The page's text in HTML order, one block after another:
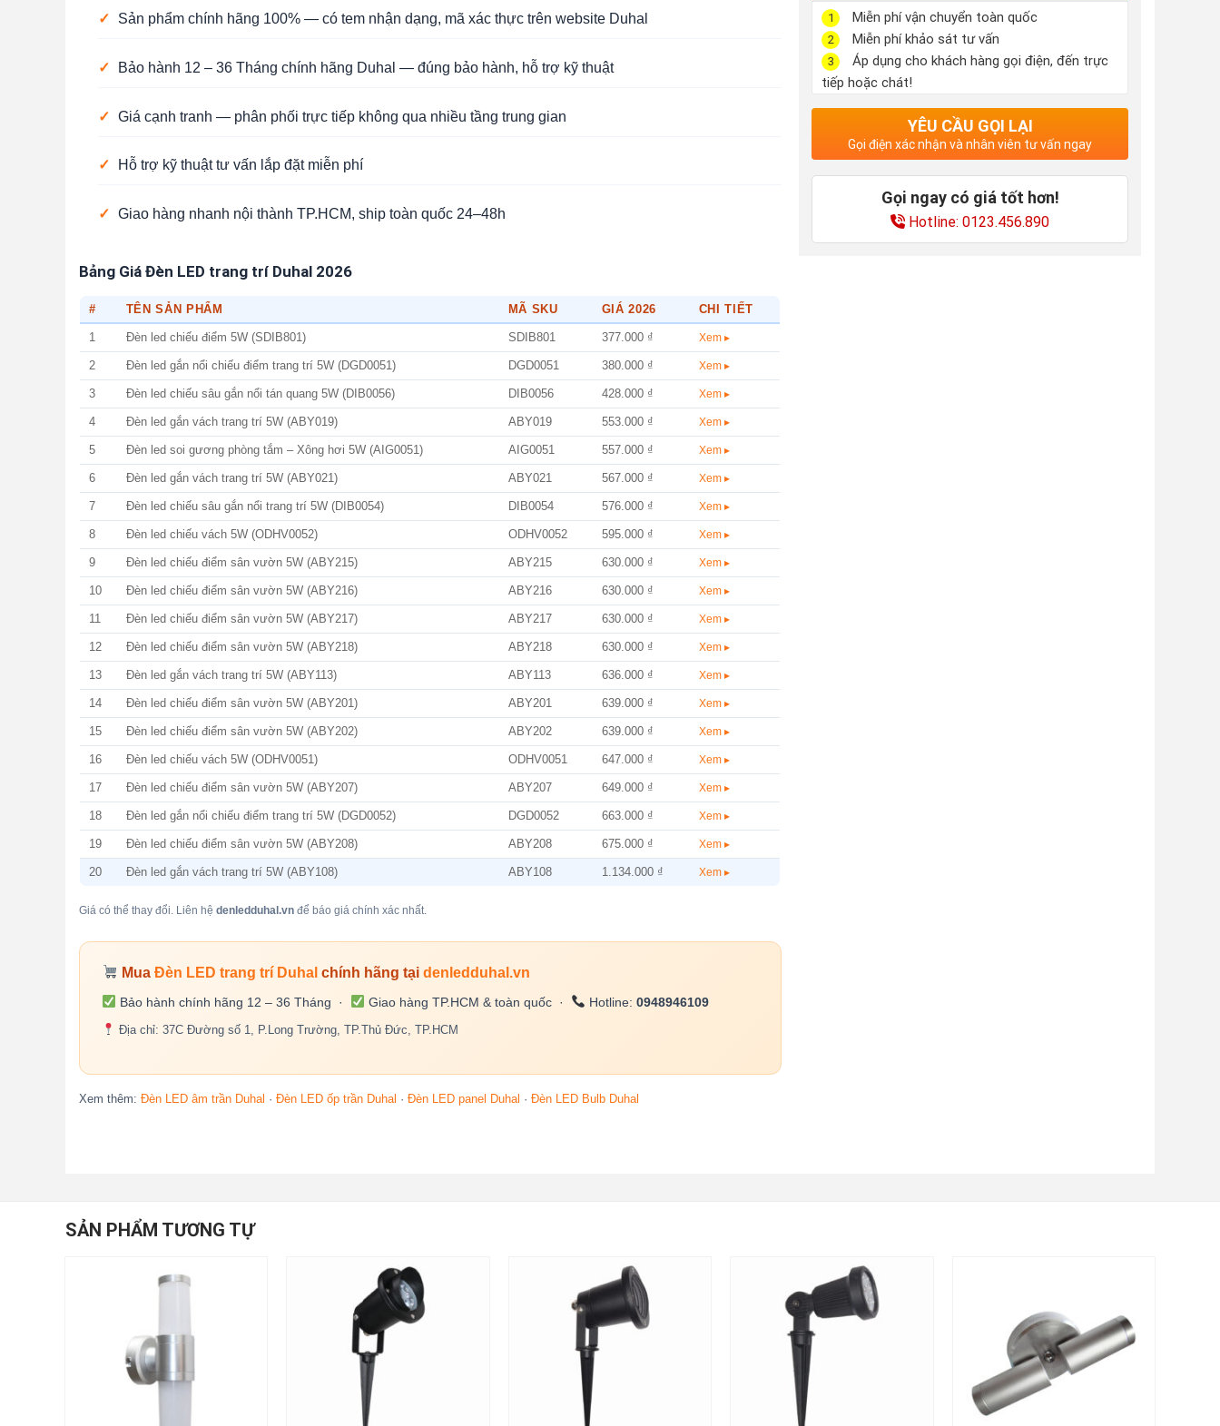
✓ Sản phẩm chính hãng 100% — có tem nhận dạng, mã xác thực trên website Duhal
✓ Bảo hành 12 – 36 Tháng chính hãng Duhal — đúng bảo hành, hỗ trợ kỹ thuật
✓ Giá cạnh tranh — phân phối trực tiếp không qua nhiều tầng trung gian
✓ Hỗ trợ kỹ thuật tư vấn lắp đặt miễn phí
✓ Giao hàng nhanh nội thành TP.HCM, ship toàn quốc 24–48h
Bảng Giá Đèn LED trang trí Duhal 2026
# TÊN SẢN PHẨM MÃ SKU GIÁ 2026 CHI TIẾT
1 Đèn led chiếu điểm 5W (SDIB801) SDIB801 377.000 ₫ Xem ▸
2 Đèn led gắn nổi chiếu điểm trang trí 5W (DGD0051) DGD0051 380.000 ₫ Xem ▸
3 Đèn led chiếu sâu gắn nổi tán quang 5W (DIB0056) DIB0056 428.000 ₫ Xem ▸
4 Đèn led gắn vách trang trí 5W (ABY019) ABY019 553.000 ₫ Xem ▸
5 Đèn led soi gương phòng tắm – Xông hơi 5W (AIG0051) AIG0051 557.000 ₫ Xem ▸
6 Đèn led gắn vách trang trí 5W (ABY021) ABY021 567.000 ₫ Xem ▸
7 Đèn led chiếu sâu gắn nổi trang trí 5W (DIB0054) DIB0054 576.000 ₫ Xem ▸
8 Đèn led chiếu vách 5W (ODHV0052) ODHV0052 595.000 ₫ Xem ▸
9 Đèn led chiếu điểm sân vườn 5W (ABY215) ABY215 630.000 ₫ Xem ▸
10 Đèn led chiếu điểm sân vườn 5W (ABY216) ABY216 630.000 ₫ Xem ▸
11 Đèn led chiếu điểm sân vườn 5W (ABY217) ABY217 630.000 ₫ Xem ▸
12 Đèn led chiếu điểm sân vườn 5W (ABY218) ABY218 630.000 ₫ Xem ▸
13 Đèn led gắn vách trang trí 5W (ABY113) ABY113 636.000 ₫ Xem ▸
14 Đèn led chiếu điểm sân vườn 5W (ABY201) ABY201 639.000 ₫ Xem ▸
15 Đèn led chiếu điểm sân vườn 5W (ABY202) ABY202 639.000 ₫ Xem ▸
16 Đèn led chiếu vách 5W (ODHV0051) ODHV0051 647.000 ₫ Xem ▸
17 Đèn led chiếu điểm sân vườn 5W (ABY207) ABY207 649.000 ₫ Xem ▸
18 Đèn led gắn nổi chiếu điểm trang trí 5W (DGD0052) DGD0052 663.000 ₫ Xem ▸
19 Đèn led chiếu điểm sân vườn 5W (ABY208) ABY208 675.000 ₫ Xem ▸
20 Đèn led gắn vách trang trí 5W (ABY108) ABY108 1.134.000 ₫ Xem ▸
Giá có thể thay đổi. Liên hệ denledduhal.vnđể báo giá chính xác nhất.
MuaĐèn LED trang trí Duhal chính hãng tạidenledduhal.vn
Bảo hành chính hãng 12 – 36 Tháng · Giao hàng TP.HCM & toàn quốc · Hotline: 0948946109
Địa chỉ: 37C Đường số 1, P.Long Trường, TP.Thủ Đức, TP.HCM
Xem thêm: Đèn LED âm trần Duhal · Đèn LED ốp trần Duhal · Đèn LED panel Duhal · Đèn LED Bulb Duhal
1 Miễn phí vận chuyển toàn quốc
2 Miễn phí khảo sát tư vấn
3
Áp dụng cho khách hàng gọi điện, đến trực
tiếp hoặc chát!
YÊU CẦU GỌI LẠI
Gọi điện xác nhận và nhân viên tư vấn ngay
Gọi ngay có giá tốt hơn!
Hotline: 0123.456.890
SẢN PHẨM TƯƠNG TỰ